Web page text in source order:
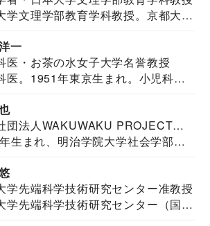
学文理学部教育学科教授。京都大学
一
医・お茶の水女子大学名誉教授
医。1951年東京生まれ。小児科
団法人WAKUWAKU PROJECT
代表・言語聴覚士・社会福祉士
生まれ、明治学院大学社会学部福
学先端科学技術研究センター准教授
学先端科学技術研究センター（国際